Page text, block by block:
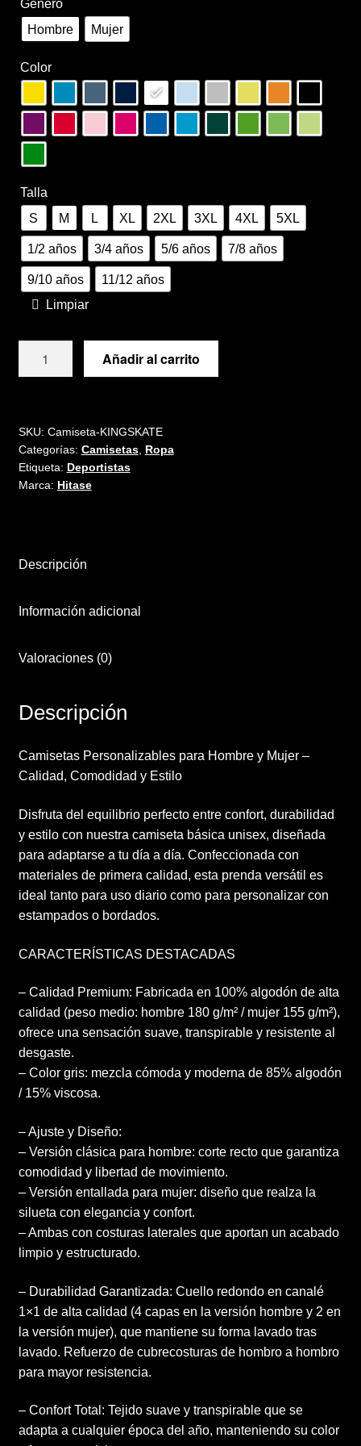
Sample Page
Términos y condiciones de venta
Vinilos
Género
Hombre
Mujer
Color
Talla
S
M L XL 2XL 3XL 4XL 5XL
1/2 años 3/4 años 5/6 años 7/8 años
9/10 años
11/12 años
Limpiar
Añadir al carrito
SKU: Camiseta-KINGSKATE
Categorías: Camisetas, Ropa
Etiqueta: Deportistas
Marca: Hitase
Descripción
Información adicional
Valoraciones (0)
Descripción
Camisetas Personalizables para Hombre y Mujer –
Calidad, Comodidad y Estilo
Disfruta del equilibrio perfecto entre confort, durabilidad
y estilo con nuestra camiseta básica unisex, diseñada
para adaptarse a tu día a día. Confeccionada con
materiales de primera calidad, esta prenda versátil es
ideal tanto para uso diario como para personalizar con
estampados o bordados.
CARACTERÍSTICAS DESTACADAS
– Calidad Premium: Fabricada en 100% algodón de alta
calidad (peso medio: hombre 180 g/m² / mujer 155 g/m²),
ofrece una sensación suave, transpirable y resistente al
desgaste.
– Color gris: mezcla cómoda y moderna de 85% algodón
/ 15% viscosa.
– Ajuste y Diseño:
– Versión clásica para hombre: corte recto que garantiza
comodidad y libertad de movimiento.
– Versión entallada para mujer: diseño que realza la
silueta con elegancia y confort.
– Ambas con costuras laterales que aportan un acabado
limpio y estructurado.
– Durabilidad Garantizada: Cuello redondo en canalé
1×1 de alta calidad (4 capas en la versión hombre y 2 en
la versión mujer), que mantiene su forma lavado tras
lavado. Refuerzo de cubrecosturas de hombro a hombro
para mayor resistencia.
– Confort Total: Tejido suave y transpirable que se
adapta a cualquier época del año, manteniendo su color